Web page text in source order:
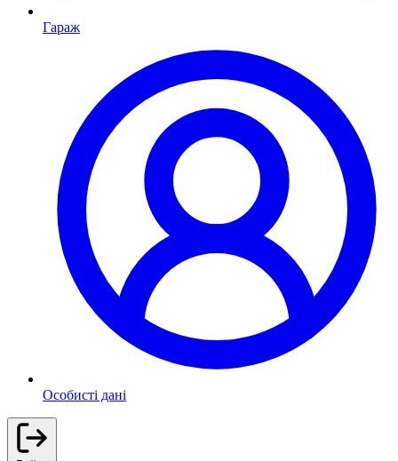
Гараж
Особисті дані